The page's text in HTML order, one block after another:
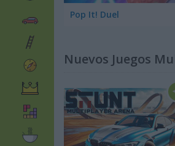
Pop It! Duel
Nuevos Juegos